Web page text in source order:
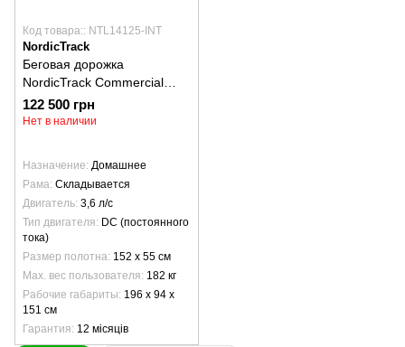
Код товара:: NTL14125-INT
NordicTrack
Беговая дорожка
NordicTrack Commercial
1250 NTL14125-INT
122 500 грн
Нет в наличии
Назначение Домашнее
Рама Складывается
Двигатель 3,6 л/с
Тип двигателя
DC (постоянного
тока)
Размер полотна 152 х 55 см
Max. вес пользователя 182 кг
Рабочие габариты 196 х 94 х
151 см
Гарантия 12 місяців